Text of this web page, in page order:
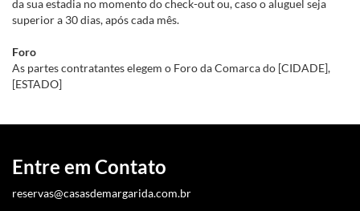
da sua estadia no momento do check-out ou, caso o aluguel seja
superior a 30 dias, após cada mês.
Foro
As partes contratantes elegem o Foro da Comarca do [CIDADE],
[ESTADO]
Entre em Contato
reservas@casasdemargarida.com.br